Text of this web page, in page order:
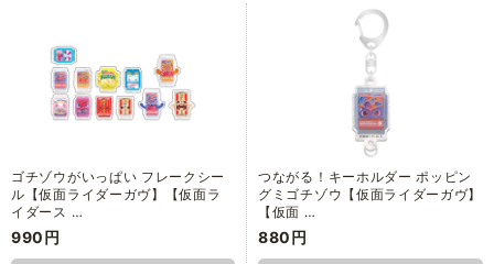
ゴチゾウがいっぱい フレークシー
ル【仮面ライダーガヴ】【仮面ラ
イダース …
990円
つながる！キーホルダー ポッピン
グミゴチゾウ【仮面ライダーガヴ】
【仮面 …
880円